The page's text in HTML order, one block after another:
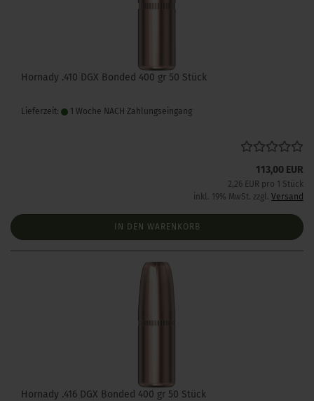
Hornady .410 DGX Bonded 400 gr 50 Stück
Lieferzeit: 1 Woche NACH Zahlungseingang
113,00 EUR
2,26 EUR pro 1 Stück
inkl. 19% MwSt. zzgl. Versand
IN DEN WARENKORB
Hornady .416 DGX Bonded 400 gr 50 Stück